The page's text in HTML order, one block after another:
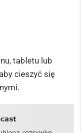
tabletu lub
cieszyć się